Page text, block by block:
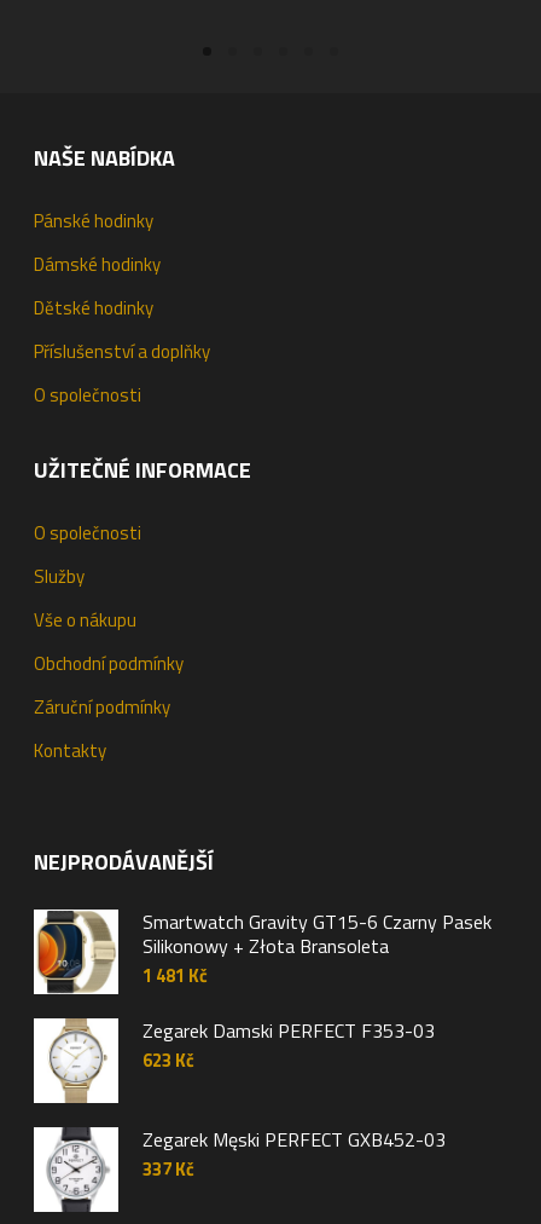
NAŠE NABÍDKA
Pánské hodinky
Dámské hodinky
Dětské hodinky
Příslušenství a doplňky
O společnosti
UŽITEČNÉ INFORMACE
O společnosti
Služby
Vše o nákupu
Obchodní podmínky
Záruční podmínky
Kontakty
NEJPRODÁVANĚJŠÍ
Smartwatch Gravity GT15-6 Czarny Pasek
Silikonowy + Złota Bransoleta
1 481 Kč
Zegarek Damski PERFECT F353-03
623 Kč
Zegarek Męski PERFECT GXB452-03
337Kč